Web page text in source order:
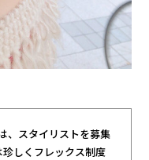
、スタイリストを募集
しくフレックス制度